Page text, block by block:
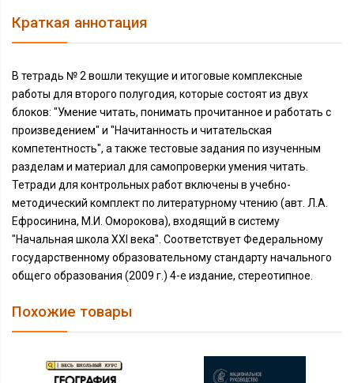
Краткая аннотация
В тетрадь № 2 вошли текущие и итоговые комплексные
работы для второго полугодия, которые состоят из двух
блоков: "Умение читать, понимать прочитанное и работать с
произведением" и "Начитанность и читательская
компетентность", а также тестовые задания по изученным
разделам и материал для самопроверки умения читать.
Тетради для контрольных работ включены в учебно-
методический комплект по литературному чтению (авт. Л.А.
Ефросинина, М.И. Оморокова), входящий в систему
"Начальная школа ХХI века". Соответствует Федеральному
государственному образовательному стандарту начального
общего образования (2009 г.) 4-е издание, стереотипное.
Похожие товары